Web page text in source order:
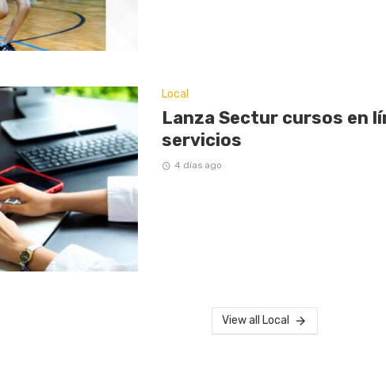
Local
Lanza Sectur cursos en
servicios
4 días ago
View all Local